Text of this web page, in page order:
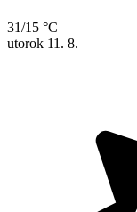
31/15 °C
utorok 11. 8.